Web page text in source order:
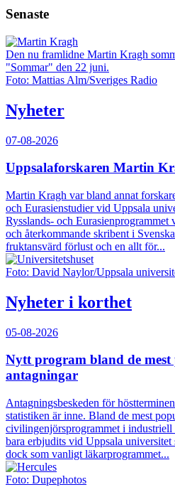
Senaste
Den nu framlidne Martin Kragh
"Sommar" den 22 juni.
Foto: Mattias Alm/Sveriges Radio
Nyheter
07-08-2026
Uppsalaforskaren Martin
Martin Kragh var bland annat
och Eurasienstudier vid Uppsala
Rysslands- och
och återkommande skribent i
fruktansvärd förlust och en allt för...
Foto: David Naylor/Uppsala
Nyheter i korthet
05-08-2026
Nytt program bland de
antagningar
Antagningsbeskeden för
statistiken är inne. Bland de mest
civilingenjörsprogrammet i
bara erbjudits vid Uppsala
dock som vanligt läkarprogrammet...
Foto: Dupephotos